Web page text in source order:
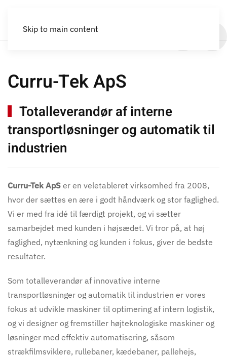
Skip to main content
transportløsninger & automatik
Brug os som jeres sparringspartner
Kontakt os
Innovative interne
Curru-Tek ApS
Totalleverandør af interne
transportløsninger og automatik til
industrien
Curru-Tek ApS er en veletableret virksomhed fra 2008,
hvor der sættes en ære i godt håndværk og stor faglighed.
Vi er med fra idé til færdigt projekt, og vi sætter
samarbejdet med kunden i højsædet. Vi tror på, at høj
faglighed, nytænkning og kunden i fokus, giver de bedste
resultater.
Som totalleverandør af innovative interne
transportløsninger og automatik til industrien er vores
fokus at udvikle maskiner til optimering af intern logistik,
og vi designer og fremstiller højteknologiske maskiner og
løsninger med effektiv automatisering, såsom
strækfilmsviklere, rullebaner, kædebaner, pallehejs,